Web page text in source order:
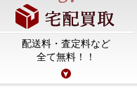
配送料・査定料など
全て無料！！